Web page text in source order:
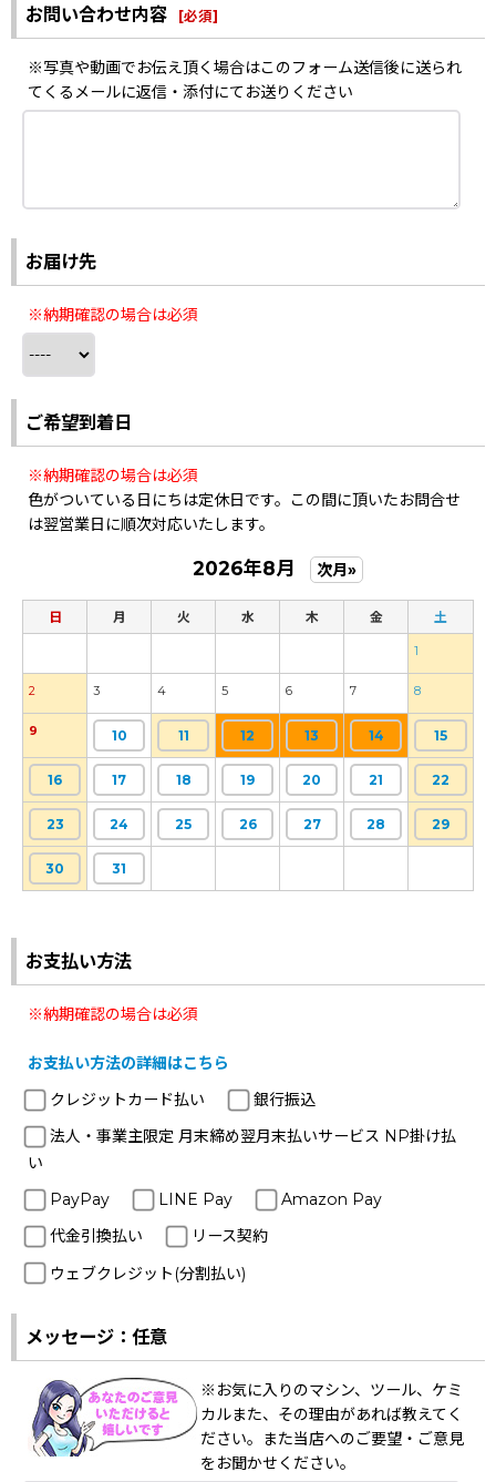
お問い合わせ内容 [必須]
※写真や動画でお伝え頂く場合はこのフォーム送信後に送られ
てくるメールに返信・添付にてお送りください
お届け先
※納期確認の場合は必須
ご希望到着日
※納期確認の場合は必須
色がついている日にちは定休日です。この間に頂いたお問合せ
は翌営業日に順次対応いたします。
2026年8月 次月»
日 月 火 水 木 金 土
1
2 3 4 5 6 7 8
9 10 11 12 13 14 15
16 17 18 19 20 21 22
23 24 25 26 27 28 29
30 31
お支払い方法
※納期確認の場合は必須
お支払い方法の詳細はこちら
クレジットカード払い
銀行振込
法人・事業主限定 月末締め翌月末払いサービス NP掛け払
い
PayPay
LINE Pay
Amazon Pay
代金引換払い
リース契約
ウェブクレジット(分割払い)
メッセージ：任意
※お気に入りのマシン、ツール、ケミ
カルまた、その理由があれば教えてく
ださい。また当店へのご要望・ご意見
をお聞かせください。